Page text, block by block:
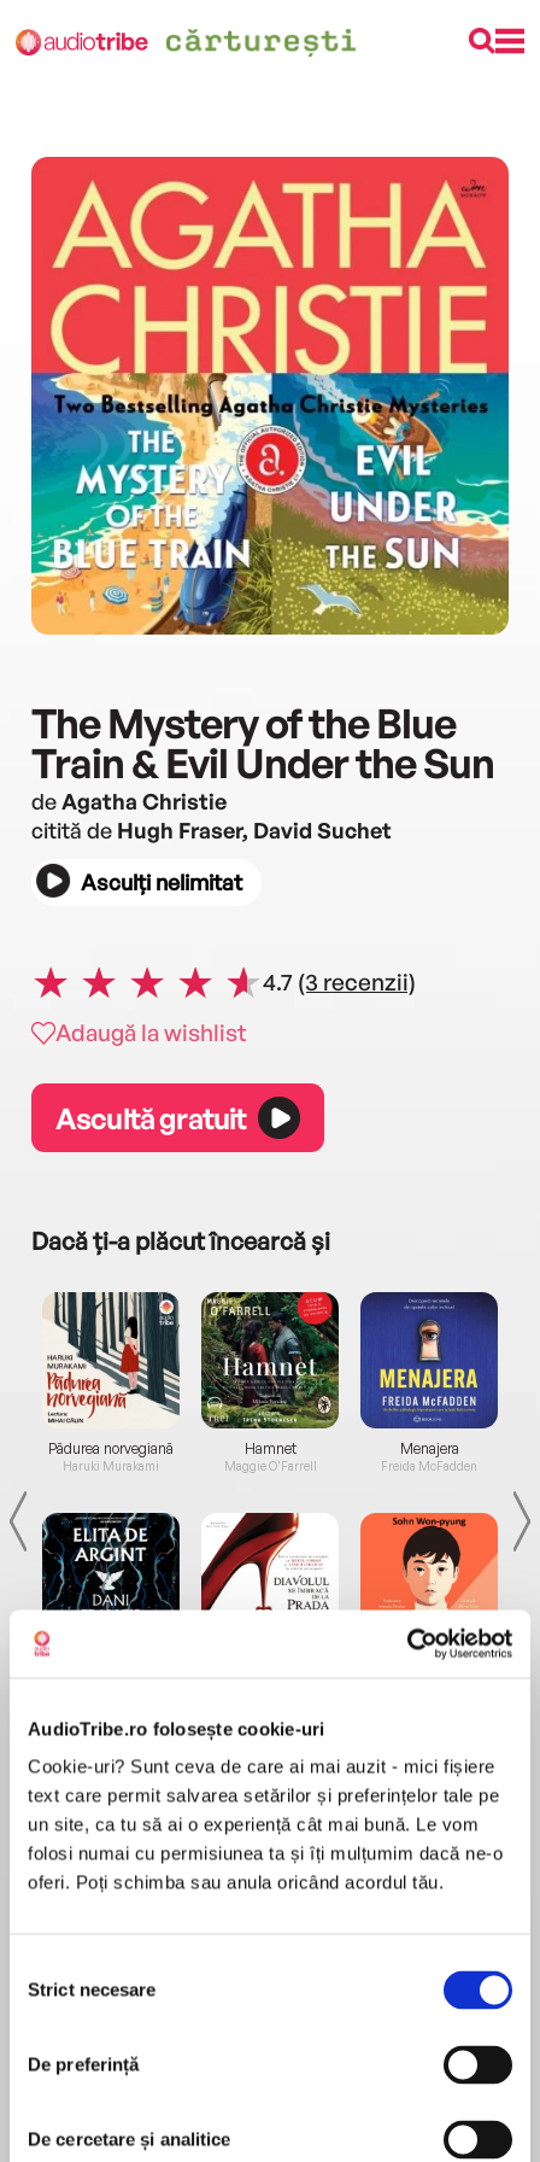
AudioTribe.ro folosește cookie-uri
Cookie-uri? Sunt ceva de care ai mai auzit - mici fișiere
text care permit salvarea setărilor și preferințelor tale pe
un site, ca tu să ai o experiență cât mai bună. Le vom
folosi numai cu permisiunea ta și îți mulțumim dacă ne-o
oferi. Poți schimba sau anula oricând acordul tău.
consimțământului
Strict necesare
De preferință
De cercetare și analitice
The Mystery of the Blue
Train & Evil Under the Sun
deAgatha Christie
citită de Hugh Fraser, David Suchet
Asculți nelimitat
4.7 (3 recenzii)
Adaugă la wishlist
Ascultă gratuit
Dacă ți-a plăcut încearcă și
Pădurea norvegiană
Haruki Murakami
Hamnet
Maggie O'Farrell
Menajera
Freida McFadden
Desprecarte
The Mystery of the Blue Train
robbery and brutal murder aboard a luxury
transport ensnares the ever-attentive Hercule
guard attempts to wake serene Ruth Kettering
pentru această carte